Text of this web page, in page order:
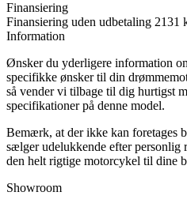
Finansiering
Finansiering uden udbetaling 2131
Information
Ønsker du yderligere information
specifikke ønsker til din
så vender vi tilbage til dig hurtigst
specifikationer på denne model.
Bemærk, at der ikke kan foretages
sælger udelukkende efter personlig
den helt rigtige motorcykel til dine
Showroom